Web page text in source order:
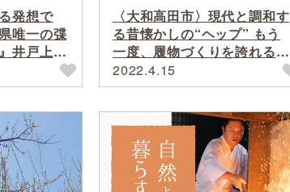
発想で
唯一の弽
井戸上
〈大和高田市〉現代と調和す
る昔懐かしの“ヘップ” もう
一度、履物づくりを誇れる仕
事に（川東履物商店 川東 宗
時さん）
2022.4.15